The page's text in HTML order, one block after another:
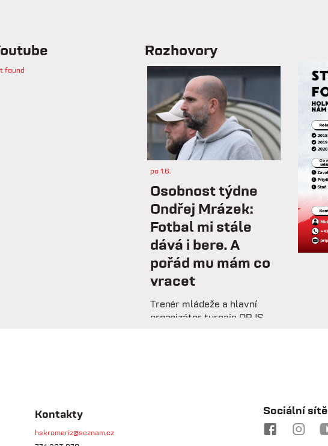
found
Rozhovory
po 1.6.
Osobnost týdne
Ondřej Mrázek:
Fotbal mi stále
dává i bere. A
pořád mu mám co
vracet
Trenér mládeže a hlavní
organizátor turnaje OPJS
úspěchy je nejvíce pyšný a
Kontakty
hskromeriz@seznam.cz
Sociální sítě